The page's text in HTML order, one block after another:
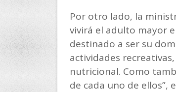
Por otro lado, la
vivirá el adulto mayor
destinado a ser su
actividades
nutricional. Como
de cada uno de ellos”,